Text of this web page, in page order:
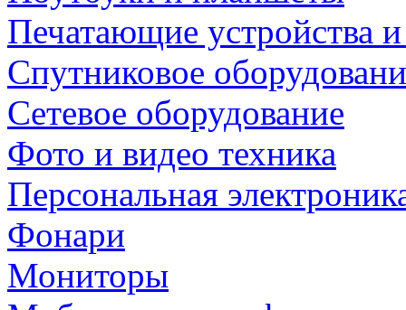
Печатающие устройства
Спутниковое
Сетевое оборудование
Фото и видео техника
Персональная
Фонари
Мониторы